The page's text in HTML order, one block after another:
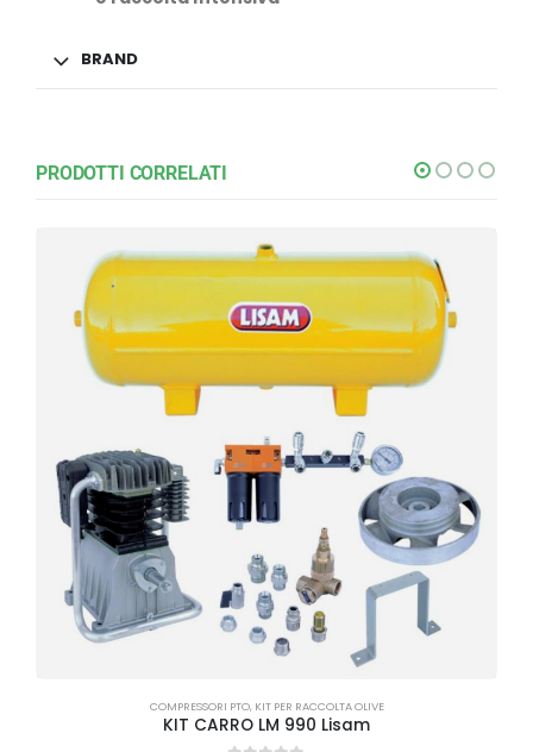
BRAND
PRODOTTI CORRELATI
COMPRESSORI PTO, KIT PER RACCOLTA OLIVE
KIT CARRO LM 990 Lisam